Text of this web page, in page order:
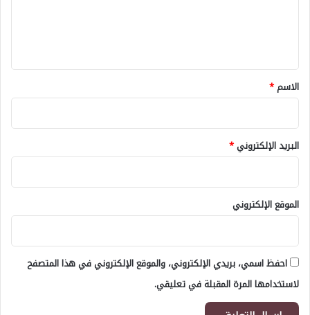
*
الاسم*
البريد الإلكتروني*
الموقع الإلكتروني
احفظ اسمي، بريدي الإلكتروني، والموقع الإلكتروني في هذا المتصفح
لاستخدامها المرة المقبلة في تعليقي.